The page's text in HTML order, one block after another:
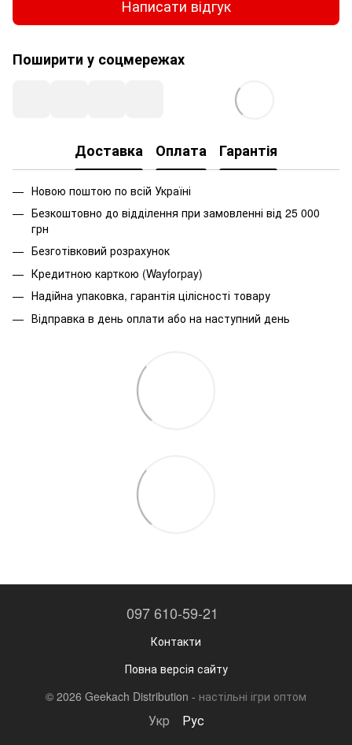
Написати відгук
Поширити у соцмережах
Доставка Оплата Гарантія
Новою поштою по всій Україні
Безкоштовно до відділення при замовленні від 25 000
грн
Безготівковий розрахунок
Кредитною карткою (Wayforpay)
Надійна упаковка, гарантія цілісності товару
Відправка в день оплати або на наступний день
097 610-59-21
Контакти
Повна версія сайту
© 2026 Geekach Distribution - настільні ігри оптом
Укр Рус